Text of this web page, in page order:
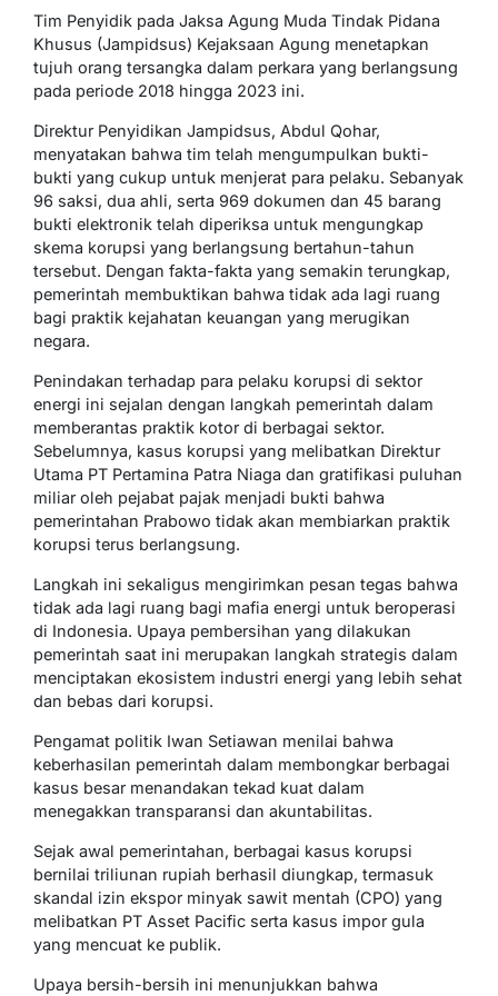
Tim Penyidik pada Jaksa Agung Muda Tindak Pidana
Khusus (Jampidsus) Kejaksaan Agung menetapkan
tujuh orang tersangka dalam perkara yang berlangsung
pada periode 2018 hingga 2023 ini.
Direktur Penyidikan Jampidsus, Abdul Qohar,
menyatakan bahwa tim telah mengumpulkan bukti-
bukti yang cukup untuk menjerat para pelaku. Sebanyak
96 saksi, dua ahli, serta 969 dokumen dan 45 barang
bukti elektronik telah diperiksa untuk mengungkap
skema korupsi yang berlangsung bertahun-tahun
tersebut. Dengan fakta-fakta yang semakin terungkap,
pemerintah membuktikan bahwa tidak ada lagi ruang
bagi praktik kejahatan keuangan yang merugikan
negara.
Penindakan terhadap para pelaku korupsi di sektor
energi ini sejalan dengan langkah pemerintah dalam
memberantas praktik kotor di berbagai sektor.
Sebelumnya, kasus korupsi yang melibatkan Direktur
Utama PT Pertamina Patra Niaga dan gratifikasi puluhan
miliar oleh pejabat pajak menjadi bukti bahwa
pemerintahan Prabowo tidak akan membiarkan praktik
korupsi terus berlangsung.
Langkah ini sekaligus mengirimkan pesan tegas bahwa
tidak ada lagi ruang bagi mafia energi untuk beroperasi
di Indonesia. Upaya pembersihan yang dilakukan
pemerintah saat ini merupakan langkah strategis dalam
menciptakan ekosistem industri energi yang lebih sehat
dan bebas dari korupsi.
Pengamat politik Iwan Setiawan menilai bahwa
keberhasilan pemerintah dalam membongkar berbagai
kasus besar menandakan tekad kuat dalam
menegakkan transparansi dan akuntabilitas.
Sejak awal pemerintahan, berbagai kasus korupsi
bernilai triliunan rupiah berhasil diungkap, termasuk
skandal izin ekspor minyak sawit mentah (CPO) yang
melibatkan PT Asset Pacific serta kasus impor gula
yang mencuat ke publik.
Upaya bersih-bersih ini menunjukkan bahwa